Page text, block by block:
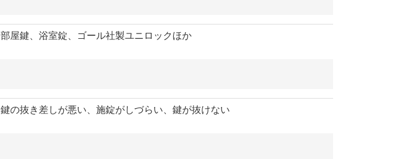
部屋鍵、浴室錠、ゴール社製ユニロックほか
鍵の抜き差しが悪い、施錠がしづらい、鍵が抜けない